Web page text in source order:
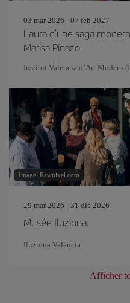
03 mar 2026 - 07 feb 2027
L'aura d'une saga
Marisa Pinazo
Institut Valencià d’Art Modern
Image: Rawpixel.com
29 mar 2026 - 31 dic 2026
Musée Iluziona.
Iluziona Valencia
Afficher